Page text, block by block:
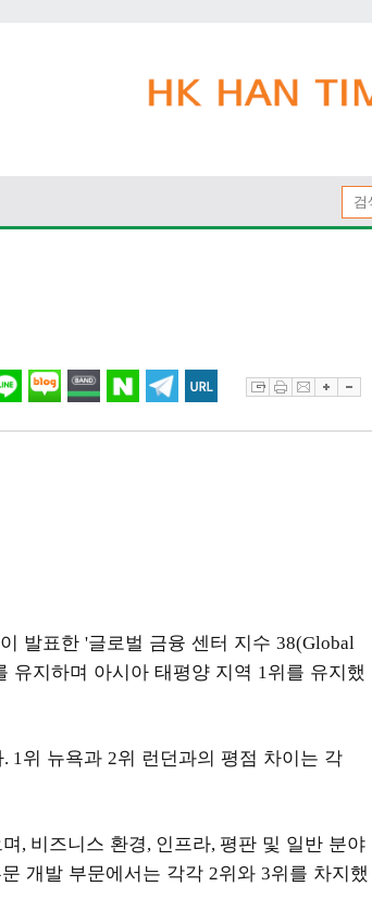
이 발표한 '글로벌 금융 센터 지수 38(Global
유지하며 아시아 태평양 지역 1위를 유지했
. 1위 뉴욕과 2위 런던과의 평점 차이는 각
, 비즈니스 환경, 인프라, 평판 및 일반 분야
개발 부문에서는 각각 2위와 3위를 차지했